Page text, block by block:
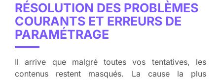
RÉSOLUTION DES PROBLÈMES
COURANTS ET ERREURS DE
PARAMÉTRAGE
Il arrive que malgré toutes vos tentatives, les
contenus restent masqués. La cause la plus